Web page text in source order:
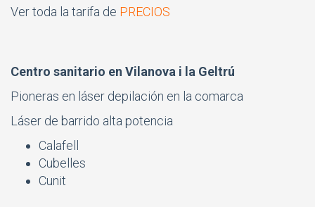
Ver toda la tarifa de PRECIOS
Centro sanitario en Vilanova i la Geltrú
Pioneras en láser depilación en la comarca
Láser de barrido alta potencia
Calafell
Cubelles
Cunit